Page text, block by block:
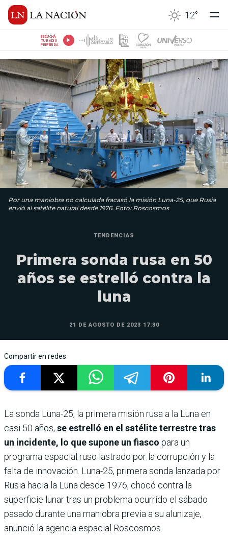
12°
ESCUCHÁ
TU RADIO
PREFERIDA
Por una maniobra no calculada fracasó la misión Luna-25, que Rusia
envió al satélite natural desde 1976. Foto: Roscosmos
TENDENCIAS
Primera sonda rusa en 50
años se estrelló contra la
luna
21 DE AGOSTO DE 2023 17:30
Compartir en redes
La sonda Luna-25, la primera misión rusa a la Luna en
casi 50 años, se estrelló en el satélite terrestre tras
un incidente, lo que supone un fiasco para un
programa espacial ruso lastrado por la corrupción y la
falta de innovación. Luna-25, primera sonda lanzada por
Rusia hacia la Luna desde 1976, chocó contra la
superficie lunar tras un problema ocurrido el sábado
pasado durante una maniobra previa a su alunizaje,
anunció la agencia espacial Roscosmos.